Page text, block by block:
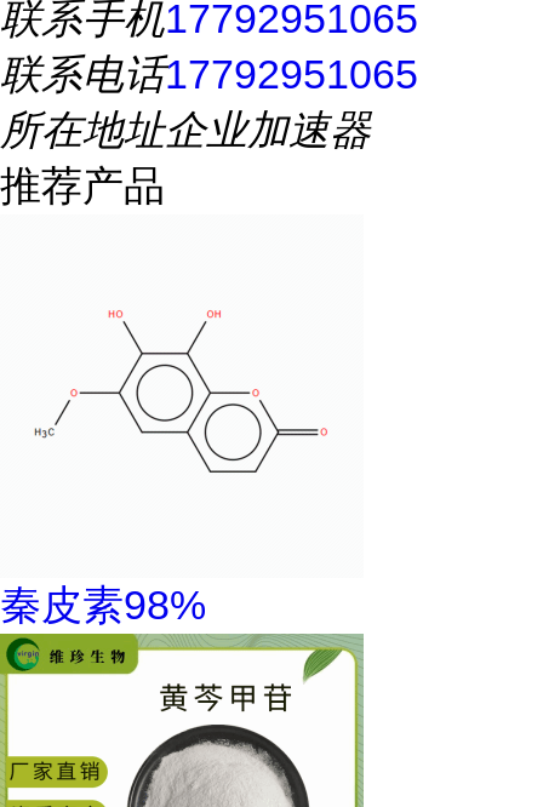
联系手机17792951065
联系电话17792951065
所在地址企业加速器
推荐产品
秦皮素98%